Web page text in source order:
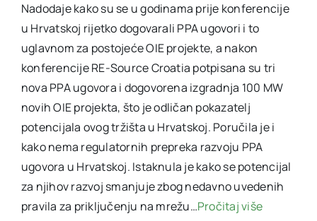
Nadodaje kako su se u godinama prije konferencije
u Hrvatskoj rijetko dogovarali PPA ugovori i to
uglavnom za postojeće OIE projekte, a nakon
konferencije RE-Source Croatia potpisana su tri
nova PPA ugovora i dogovorena izgradnja 100 MW
novih OIE projekta, što je odličan pokazatelj
potencijala ovog tržišta u Hrvatskoj. Poručila je i
kako nema regulatornih prepreka razvoju PPA
ugovora u Hrvatskoj. Istaknula je kako se potencijal
za njihov razvoj smanjuje zbog nedavno uvedenih
pravila za priključenju na mrežu…Pročitaj više